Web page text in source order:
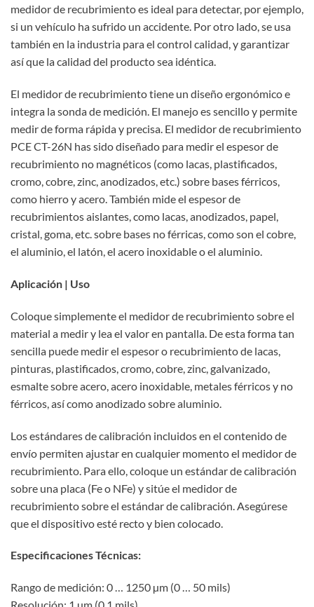
medidor de recubrimiento es ideal para detectar, por ejemplo,
si un vehículo ha sufrido un accidente. Por otro lado, se usa
también en la industria para el control calidad, y garantizar
así que la calidad del producto sea idéntica.
El medidor de recubrimiento tiene un diseño ergonómico e
integra la sonda de medición. El manejo es sencillo y permite
medir de forma rápida y precisa. El medidor de recubrimiento
PCE CT-26N has sido diseñado para medir el espesor de
recubrimiento no magnéticos (como lacas, plastificados,
cromo, cobre, zinc, anodizados, etc.) sobre bases férricos,
como hierro y acero. También mide el espesor de
recubrimientos aislantes, como lacas, anodizados, papel,
cristal, goma, etc. sobre bases no férricas, como son el cobre,
el aluminio, el latón, el acero inoxidable o el aluminio.
Aplicación | Uso
Coloque simplemente el medidor de recubrimiento sobre el
material a medir y lea el valor en pantalla. De esta forma tan
sencilla puede medir el espesor o recubrimiento de lacas,
pinturas, plastificados, cromo, cobre, zinc, galvanizado,
esmalte sobre acero, acero inoxidable, metales férricos y no
férricos, así como anodizado sobre aluminio.
Los estándares de calibración incluidos en el contenido de
envío permiten ajustar en cualquier momento el medidor de
recubrimiento. Para ello, coloque un estándar de calibración
sobre una placa (Fe o NFe) y sitúe el medidor de
recubrimiento sobre el estándar de calibración. Asegúrese
que el dispositivo esté recto y bien colocado.
Especificaciones Técnicas:
Rango de medición: 0 … 1250 µm (0 … 50 mils)